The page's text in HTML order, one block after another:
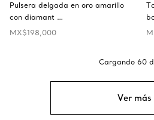
Pulsera delgada en oro amarillo
con diamant …
MX$198,000
Cargando 60
Ver más